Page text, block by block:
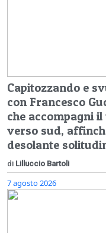
Capitozzando e
con Francesco
che accompagni
verso sud,
desolante
di Lilluccio Bartoli
7 agosto 2026